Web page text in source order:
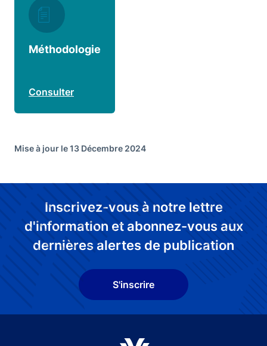
Méthodologie
Consulter
Mise à jour le 13 Décembre 2024
Inscrivez-vous à notre lettre
d'information et abonnez-vous aux
dernières alertes de publication
S'inscrire